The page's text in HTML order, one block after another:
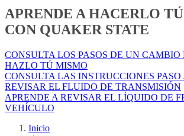
APRENDE A HACERLO
CON QUAKER STATE
CONSULTA LOS PASOS DE UN CAMBIO
HAZLO TÚ MISMO
CONSULTA LAS INSTRUCCIONES PASO
REVISAR EL FLUIDO DE TRANSMISIÓN
APRENDE A REVISAR EL LÍQUIDO DE
VEHÍCULO
Inicio